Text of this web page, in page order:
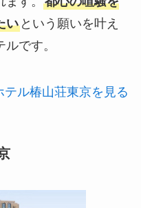
いという願いを叶え
です。
ル椿山荘東京を見る